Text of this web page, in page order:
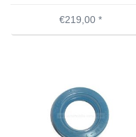
€219,00 *